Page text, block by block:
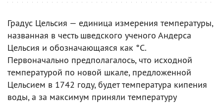
Градус Цельсия — единица измерения температуры,
названная в честь шведского ученого Андерса
Цельсия и обозначающаяся как °C.
Первоначально предполагалось, что исходной
температурой по новой шкале, предложенной
Цельсием в 1742 году, будет температура кипения
воды, а за максимум приняли температуру